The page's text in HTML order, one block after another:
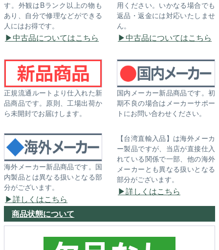
す。外観はBランク以上の物も
あり、自分で修理などができる
人にはお得です。
中古品についてはこちら
用ください。いかなる場合でも
返品・返金には対応いたしませ
ん。
中古品についてはこちら
正規流通ルートより仕入れた新
品商品です。原則、工場出荷か
ら未開封でお届けします。
国内メーカー新品商品です。初
期不良の場合はメーカーサポー
トにお問い合わせください。
海外メーカー新品商品です。国
内製品とは異なる扱いとなる部
分がございます。
詳しくはこちら
【台湾直輸入品】は海外メーカ
ー製品ですが、当店が直接仕入
れている関係で一部、他の海外
メーカーとも異なる扱いとなる
部分がございます。
詳しくはこちら
商品状態について